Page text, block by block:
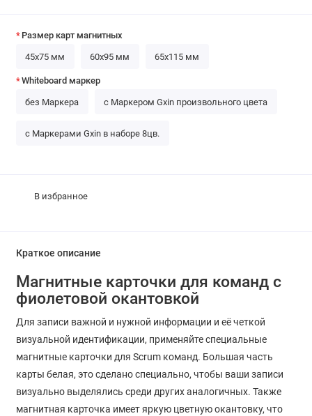
В избранное
Размер карт магнитных
45х75 мм 60х95 мм 65х115 мм
Whiteboard маркер
без Маркера с Маркером Gxin произвольного цвета
с Маркерами Gxin в наборе 8цв.
Краткое описание
Магнитные карточки для команд с
фиолетовой окантовкой
Для записи важной и нужной информации и её четкой
визуальной идентификации, применяйте специальные
магнитные карточки для Scrum команд. Большая часть
карты белая, это сделано специально, чтобы ваши записи
визуально выделялись среди других аналогичных. Также
магнитная карточка имеет яркую цветную окантовку, что